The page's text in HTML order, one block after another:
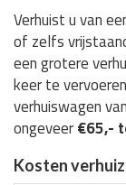
Verhuist u van
of zelfs
een grotere
keer te
verhuiswagen
ongeveer€65,-
Kosten